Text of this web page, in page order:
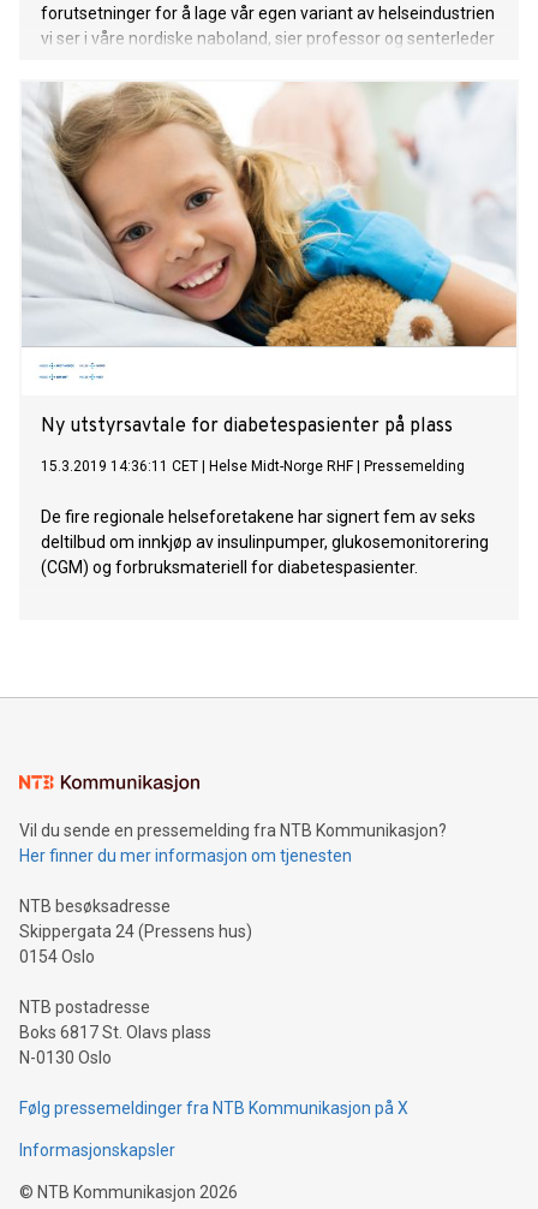
forutsetninger for å lage vår egen variant av helseindustrien
vi ser i våre nordiske naboland, sier professor og senterleder
arrangementet «Hvordan kan medisinsk forskning løfte
norsk og europeisk konkurransekraft?» med sine erfaringer
som hjertespesialist.
Ny utstyrsavtale for diabetespasienter på plass
15.3.2019 14:36:11 CET Helse Midt-Norge RHF| Pressemelding
De fire regionale helseforetakene har signert fem av seks
deltilbud om innkjøp av insulinpumper, glukosemonitorering
(CGM) og forbruksmateriell for diabetespasienter.
Vil du sende en pressemelding fra NTB Kommunikasjon?
Her finner du mer informasjon om tjenesten
NTB besøksadresse
Skippergata 24 (Pressens hus)
0154 Oslo
NTB postadresse
Boks 6817 St. Olavs plass
N-0130 Oslo
Følg pressemeldinger fra NTB Kommunikasjon på X
Informasjonskapsler
© NTB Kommunikasjon 2026